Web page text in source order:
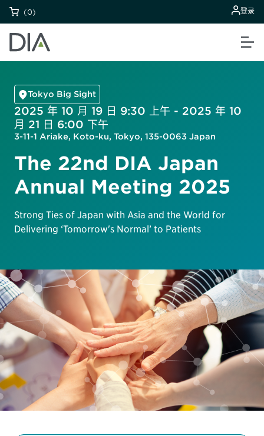
(0) 登录
Tokyo Big Sight
2025 年 10 月 19 日 9:30 上午 - 2025 年 10
月 21 日 6:00 下午
3-11-1 Ariake, Koto-ku, Tokyo, 135-0063 Japan
The 22nd DIA Japan
Annual Meeting 2025
Strong Ties of Japan with Asia and the World for
Delivering ‘Tomorrow's Normal’ to Patients